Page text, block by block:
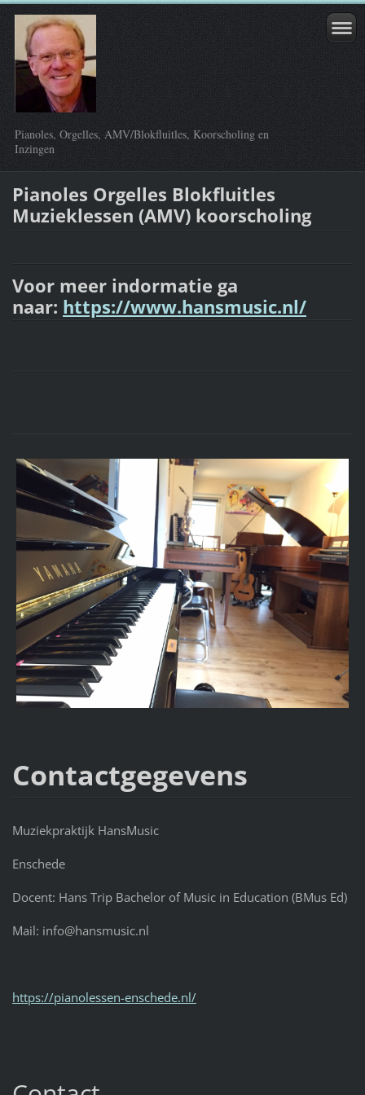
Pianoles, Orgelles, AMV/Blokfluitles, Koorscholing en
Inzingen
Pianoles Orgelles Blokfluitles
Muzieklessen (AMV) koorscholing
Voor meer indormatie ga
naar: https://www.hansmusic.nl/
Contactgegevens
Muziekpraktijk HansMusic
Enschede
Docent: Hans Trip Bachelor of Music in Education (BMus Ed)
Mail: info@hansmusic.nl
https://pianolessen-enschede.nl/